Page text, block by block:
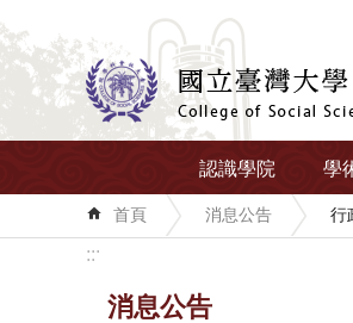
跳到主要內容區塊
認識學院 學
首頁 消息公告 行
:::
消息公告